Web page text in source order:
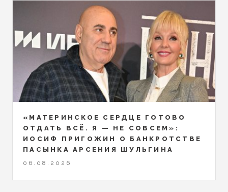
«МАТЕРИНСКОЕ СЕРДЦЕ ГОТОВО
ОТДАТЬ ВСЁ. Я — НЕ СОВСЕМ»:
ИОСИФ ПРИГОЖИН О БАНКРОТСТВЕ
ПАСЫНКА АРСЕНИЯ ШУЛЬГИНА
06.08.2026